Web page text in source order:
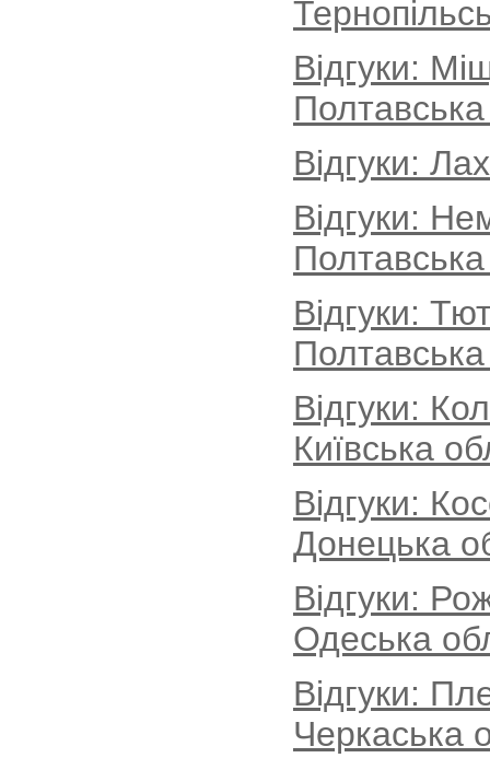
Відгуки:
Відгуки:
Відгуки:
Відгуки:
Відгуки:
Київська
Відгуки:
Донецька
Відгуки:
Одеська
Відгуки:
Черкаська